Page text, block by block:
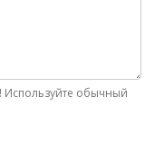
Используйте обычный